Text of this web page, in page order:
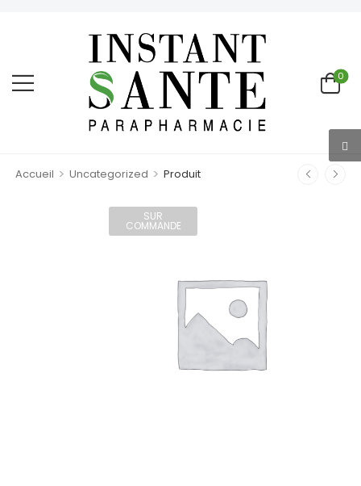
0
Accueil > Uncategorized > Produit
SUR
COMMANDE